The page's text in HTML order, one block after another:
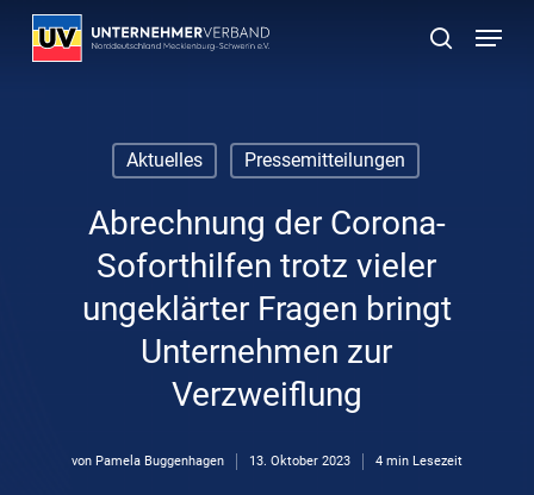
Skip
suchen
Menu
Aktuelles Pressemitteilungen
Abrechnung der Corona-
Soforthilfen trotz vieler
ungeklärter Fragen bringt
Unternehmen zur
Verzweiflung
von Pamela Buggenhagen 13. Oktober 2023 4 min Lesezeit